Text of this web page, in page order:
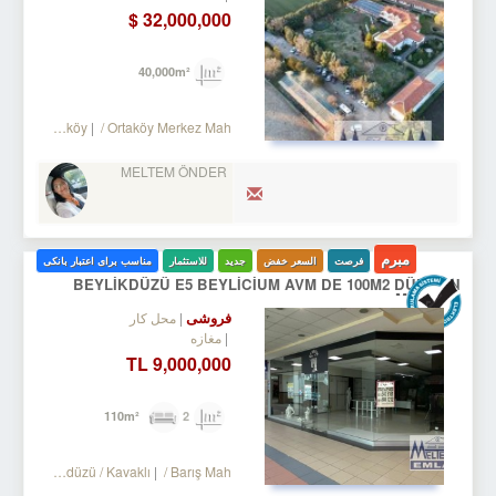
32,000,000 $
/ Ortaköy / Ortaköy Merkez Mah.
MELTEM ÖNDER
مبرم فرصت السعر خفض جدید للاستثمار مناسب برای اعتبار بانکی
BEYLİKDÜZÜ E5 BEYLİCİUM AVM DE 100M2 DÜKKAN
MAĞAZA
فروشی محل کار
مغازه
9,000,000 TL
2
/ Kavaklı / Barış Mah.